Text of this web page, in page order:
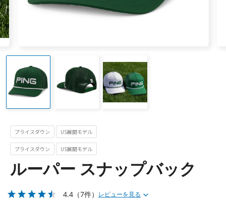
ルーパー スナップバック
プライスダウン US展開モデル
プライスダウン US展開モデル
4.4 （7件） レビューを見る